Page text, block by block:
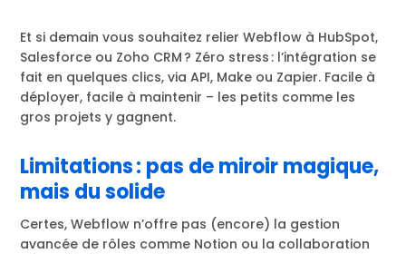
Et si demain vous souhaitez relier Webflow à HubSpot,
Salesforce ou Zoho CRM ? Zéro stress : l’intégration se
fait en quelques clics, via API, Make ou Zapier. Facile à
déployer, facile à maintenir – les petits comme les
gros projets y gagnent.
Limitations : pas de miroir magique,
mais du solide
Certes, Webflow n’offre pas (encore) la gestion
avancée de rôles comme Notion ou la collaboration